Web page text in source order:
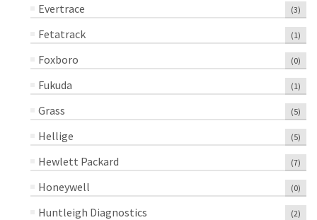
Evertrace (3)
Fetatrack (1)
Foxboro (0)
Fukuda (1)
Grass (5)
Hellige (5)
Hewlett Packard (7)
Honeywell (0)
Huntleigh Diagnostics (2)